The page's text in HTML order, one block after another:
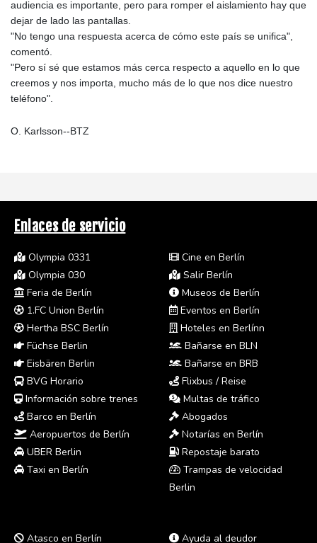
audiencia es importante, pero para romper el aislamiento hay que
dejar de lado las pantallas.
"No tengo una respuesta acerca de cómo este país se unifica",
comentó.
"Pero sí sé que estamos más cerca respecto a aquello en lo que
creemos y nos importa, mucho más de lo que nos dice nuestro
teléfono".
O. Karlsson--BTZ
Enlaces de servicio
Olympia 0331
Olympia 030
Feria de Berlín
1.FC Union Berlín
Hertha BSC Berlín
Füchse Berlin
Eisbären Berlin
BVG Horario
Información sobre trenes
Barco en Berlín
Aeropuertos de Berlín
UBER Berlin
Taxi en Berlín
Cine en Berlín
Salir Berlín
Museos de Berlín
Eventos en Berlín
Hoteles en Berlínn
Bañarse en BLN
Bañarse en BRB
Flixbus / Reise
Multas de tráfico
Abogados
Notarías en Berlín
Repostaje barato
Trampas de velocidad
Berlin
Atasco en Berlín Ayuda al deudor